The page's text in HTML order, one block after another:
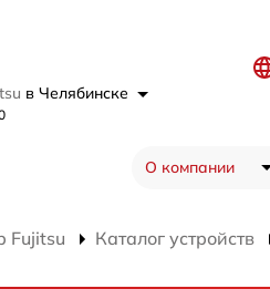
в Челябинске
О компании
Fujitsu Каталог устройств